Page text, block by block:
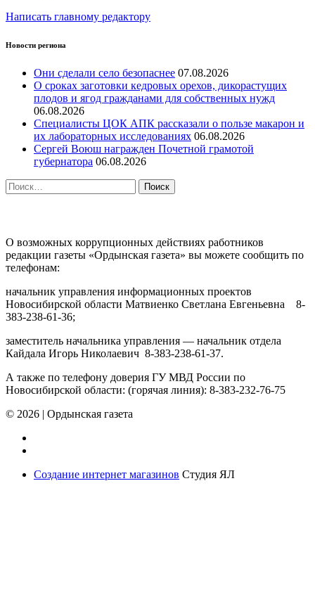
Написать главному редактору
Новости региона
Они сделали село безопаснее 07.08.2026
О сроках заготовки кедровых орехов, дикорастущих
плодов и ягод гражданами для собственных нужд
06.08.2026
Специалисты ЦОК АПК рассказали о пользе макарон и
их лабораторных исследованиях 06.08.2026
Сергей Воюш награжден Почетной грамотой
губернатора 06.08.2026
Найти:
О возможных коррупционных действиях работников
редакции газеты «Ордынская газета» вы можете сообщить по
телефонам:
начальник управления информационных проектов
Новосибирской области Матвиенко Светлана Евгеньевна 8-
383-238-61-36;
заместитель начальника управления — начальник отдела
Кайдала Игорь Николаевич 8-383-238-61-37.
А также по телефону доверия ГУ МВД России по
Новосибирской области: (горячая линия): 8-383-232-76-75
© 2026 | Ордынская газета
Создание интернет магазинов Студия ЯЛ